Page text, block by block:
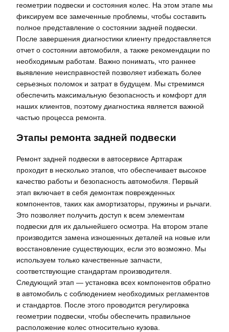
геометрии подвески и состояния колес. На этом этапе мы
фиксируем все замеченные проблемы, чтобы составить
полное представление о состоянии задней подвески.
После завершения диагностики клиенту предоставляется
отчет о состоянии автомобиля, а также рекомендации по
необходимым работам. Важно понимать, что раннее
выявление неисправностей позволяет избежать более
серьезных поломок и затрат в будущем. Мы стремимся
обеспечить максимальную безопасность и комфорт для
наших клиентов, поэтому диагностика является важной
частью процесса ремонта.
Этапы ремонта задней подвески
Ремонт задней подвески в автосервисе Артгараж
проходит в несколько этапов, что обеспечивает высокое
качество работы и безопасность автомобиля. Первый
этап включает в себя демонтаж поврежденных
компонентов, таких как амортизаторы, пружины и рычаги.
Это позволяет получить доступ к всем элементам
подвески для их дальнейшего осмотра. На втором этапе
производится замена изношенных деталей на новые или
восстановление существующих, если это возможно. Мы
используем только качественные запчасти,
соответствующие стандартам производителя.
Следующий этап — установка всех компонентов обратно
в автомобиль с соблюдением необходимых регламентов
и стандартов. После этого проводится регулировка
геометрии подвески, чтобы обеспечить правильное
расположение колес относительно кузова.